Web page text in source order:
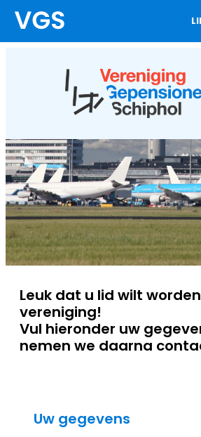
Leuk dat u lid wilt
vereniging!
Vul hieronder uw
nemen we daarna
Uw gegevens